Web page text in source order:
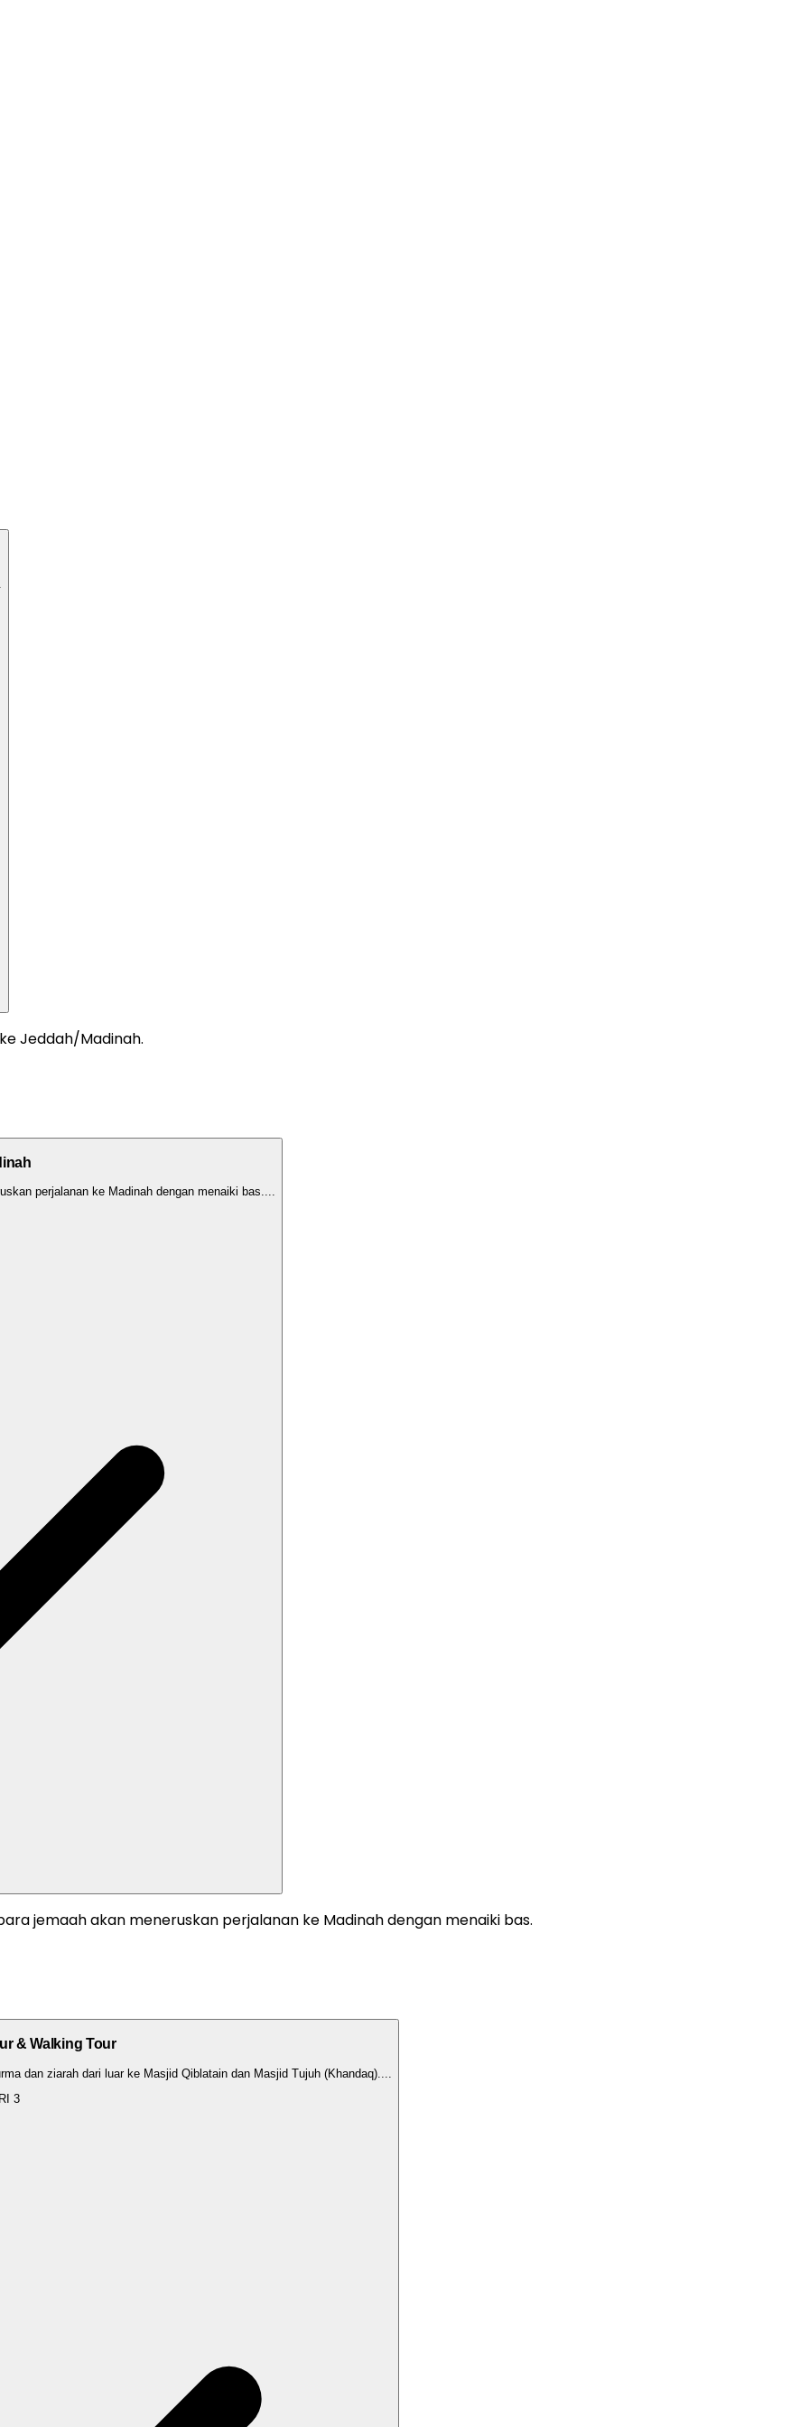
Jeddah/Madinah.
perjalanan ke Madinah dengan menaiki bas....
jemaah akan meneruskan perjalanan ke Madinah dengan menaiki bas.
& Walking Tour
dan ziarah dari luar ke Masjid Qiblatain dan Masjid Tujuh (Khandaq).
3